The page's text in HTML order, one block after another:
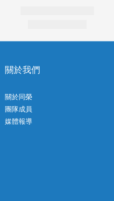
關於我們
關於同榮
團隊成員
媒體報導